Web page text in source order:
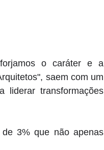
o caráter e a
saem com um
liderar transformações
3% que não apenas